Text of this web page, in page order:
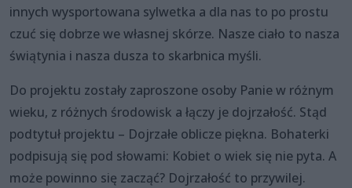
innych wysportowana sylwetka a dla nas to po prostu
czuć się dobrze we własnej skórze. Nasze ciało to nasza
świątynia i nasza dusza to skarbnica myśli.
Do projektu zostały zaproszone osoby Panie w różnym
wieku, z różnych środowisk a łączy je dojrzałość. Stąd
podtytuł projektu – Dojrzałe oblicze piękna. Bohaterki
podpisują się pod słowami: Kobiet o wiek się nie pyta. A
może powinno się zacząć? Dojrzałość to przywilej.